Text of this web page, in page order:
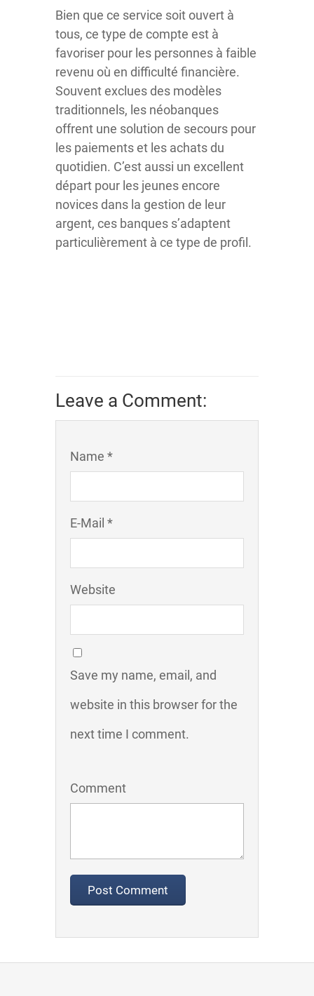
Bien que ce service soit ouvert à
tous, ce type de compte est à
favoriser pour les personnes à faible
revenu où en difficulté financière.
Souvent exclues des modèles
traditionnels, les néobanques
offrent une solution de secours pour
les paiements et les achats du
quotidien. C’est aussi un excellent
départ pour les jeunes encore
novices dans la gestion de leur
argent, ces banques s’adaptent
particulièrement à ce type de profil.
Leave a Comment:
Name *
E-Mail *
Website
Save my name, email, and
website in this browser for the
next time I comment.
Comment